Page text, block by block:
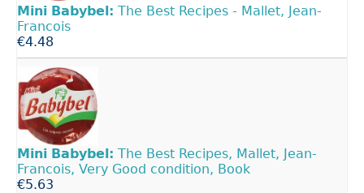
Mini Babybel: The Best Recipes - Mallet, Jean-
Francois
€4.48
Mini Babybel: The Best Recipes, Mallet, Jean-
Francois, Very Good condition, Book
€5.63